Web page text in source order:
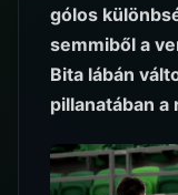
gólos
semmiből a
Bita lábán
pillanatában